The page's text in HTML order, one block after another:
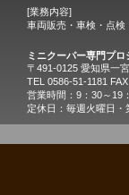
[業務内容]
車両販売・車検・点
ミニクーパー専門プ
〒491-0125 愛知県一
TEL 0586-51-1181
営業時間：9：30～19
定休日：毎週火曜日・